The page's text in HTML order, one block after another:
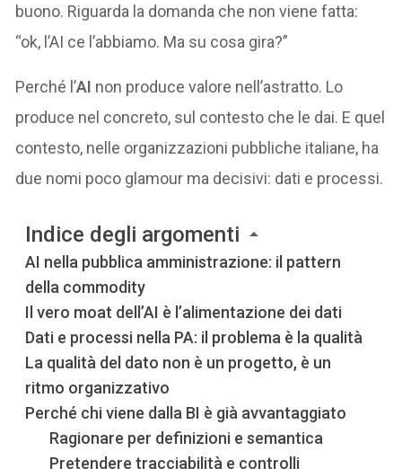
buono. Riguarda la domanda che non viene fatta:
“ok, l’AI ce l’abbiamo. Ma su cosa gira?”
Perché l’AI non produce valore nell’astratto. Lo
produce nel concreto, sul contesto che le dai. E quel
contesto, nelle organizzazioni pubbliche italiane, ha
due nomi poco glamour ma decisivi: dati e processi.
Indice degli argomenti
AI nella pubblica amministrazione: il pattern
della commodity
Il vero moat dell’AI è l’alimentazione dei dati
Dati e processi nella PA: il problema è la qualità
La qualità del dato non è un progetto, è un
ritmo organizzativo
Perché chi viene dalla BI è già avvantaggiato
Ragionare per definizioni e semantica
Pretendere tracciabilità e controlli